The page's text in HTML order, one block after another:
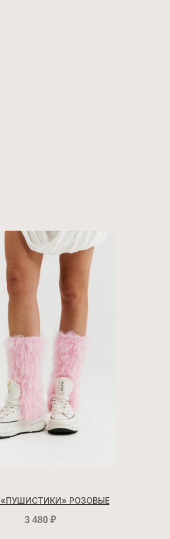
«ПУШИСТИКИ» РОЗОВЫЕ
3 480 ₽